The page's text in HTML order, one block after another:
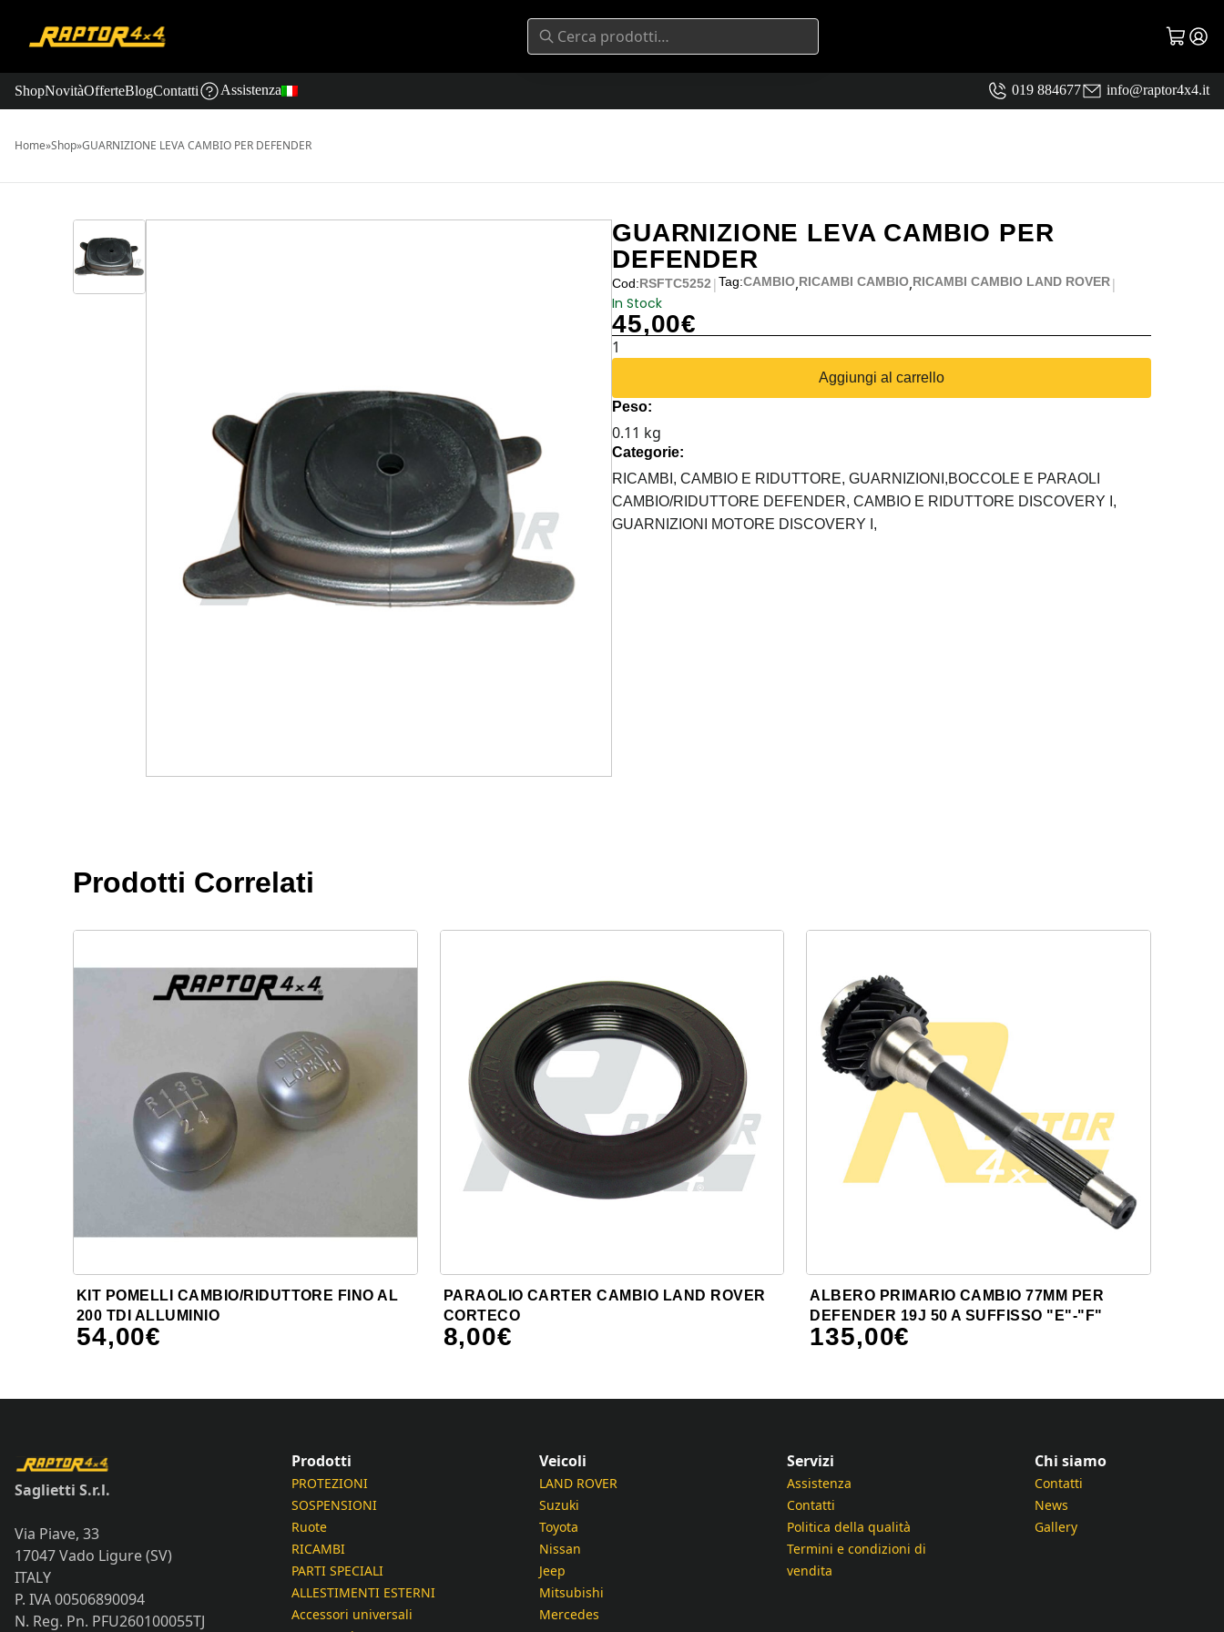
ShopNovitàOfferteBlogContatti Assistenza 019 884677 info@raptor4x4.it
Home»Shop»GUARNIZIONE LEVA CAMBIO PER DEFENDER
GUARNIZIONE LEVA CAMBIO PER
DEFENDER
Cod:RSFTC5252 |Tag:CAMBIO,RICAMBI CAMBIO,RICAMBI CAMBIO LAND ROVER|
In Stock
45,00€
GUARNIZIONE
PER
DEFENDER
quantità
Aggiungi al carrello
Peso:
0.11 kg
Categorie:
RICAMBI, CAMBIO E RIDUTTORE, GUARNIZIONI,BOCCOLE E PARAOLI
CAMBIO/RIDUTTORE DEFENDER, CAMBIO E RIDUTTORE DISCOVERY I,
GUARNIZIONI MOTORE DISCOVERY I,
Prodotti Correlati
KIT POMELLI CAMBIO/RIDUTTORE FINO AL
200 TDI ALLUMINIO
54,00€
PARAOLIO CARTER CAMBIO LAND ROVER
CORTECO
8,00€
ALBERO PRIMARIO CAMBIO 77MM PER
DEFENDER 19J 50 A SUFFISSO "E"-"F"
135,00€
Saglietti S.r.l.
Via Piave, 33
17047 Vado Ligure (SV)
ITALY
P. IVA 00506890094
N. Reg. Pn. PFU260100055TJ
Prodotti
PROTEZIONI
SOSPENSIONI
Ruote
RICAMBI
PARTI SPECIALI
ALLESTIMENTI ESTERNI
Accessori universali
Veicoli
LAND ROVER
Suzuki
Toyota
Nissan
Jeep
Mitsubishi
Mercedes
Servizi
Assistenza
Contatti
Politica della qualità
Termini e condizioni di
vendita
Chi siamo
Contatti
News
Gallery